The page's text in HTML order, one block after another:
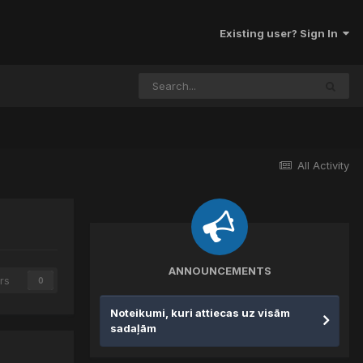
Existing user? Sign In
All Activity
0
ANNOUNCEMENTS
Noteikumi, kuri attiecas uz visām
sadaļām